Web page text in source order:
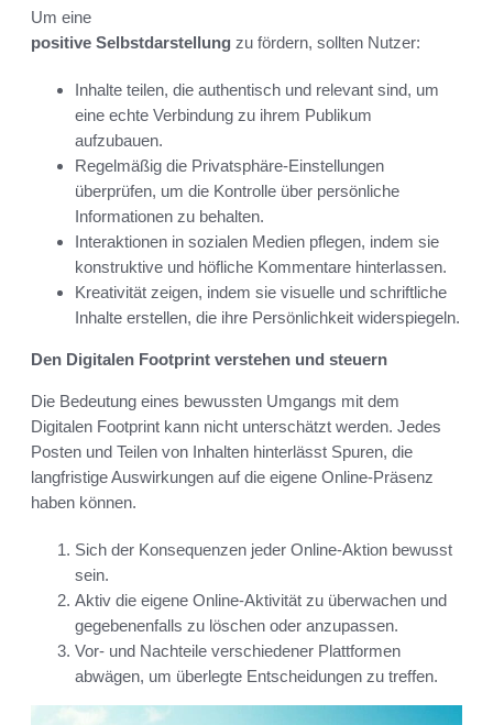
Um eine
positive Selbstdarstellung zu fördern, sollten Nutzer:
Inhalte teilen, die authentisch und relevant sind, um
eine echte Verbindung zu ihrem Publikum
aufzubauen.
Regelmäßig die Privatsphäre-Einstellungen
überprüfen, um die Kontrolle über persönliche
Informationen zu behalten.
Interaktionen in sozialen Medien pflegen, indem sie
konstruktive und höfliche Kommentare hinterlassen.
Kreativität zeigen, indem sie visuelle und schriftliche
Inhalte erstellen, die ihre Persönlichkeit widerspiegeln.
Den Digitalen Footprint verstehen und steuern
Die Bedeutung eines bewussten Umgangs mit dem
Digitalen Footprint kann nicht unterschätzt werden. Jedes
Posten und Teilen von Inhalten hinterlässt Spuren, die
langfristige Auswirkungen auf die eigene Online-Präsenz
haben können.
Sich der Konsequenzen jeder Online-Aktion bewusst
sein.
Aktiv die eigene Online-Aktivität zu überwachen und
gegebenenfalls zu löschen oder anzupassen.
Vor- und Nachteile verschiedener Plattformen
abwägen, um überlegte Entscheidungen zu treffen.